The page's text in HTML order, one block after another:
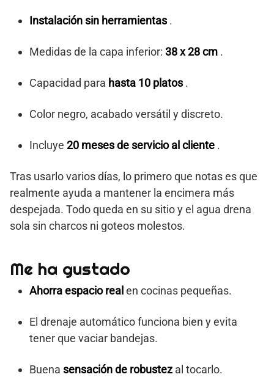
Instalación sin herramientas.
Medidas de la capa inferior: 38 x 28 cm .
Capacidad para hasta 10 platos.
Color negro, acabado versátil y discreto.
Incluye 20 meses de servicio al cliente .
Tras usarlo varios días, lo primero que notas es que
realmente ayuda a mantener la encimera más
despejada. Todo queda en su sitio y el agua drena
sola sin charcos ni goteos molestos.
Me ha gustado
Ahorra espacio real en cocinas pequeñas.
El drenaje automático funciona bien y evita
tener que vaciar bandejas.
Buena sensación de robustez al tocarlo.